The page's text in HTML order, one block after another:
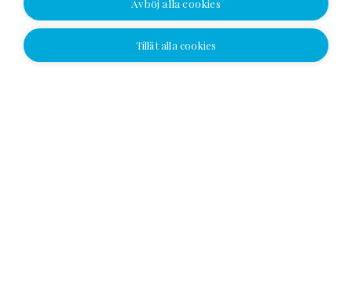
Värdering
Uppskattat försäljningpris
Affärsavtal
Jag vill bli kontaktad
Avböj alla cookies
Tillåt alla cookies